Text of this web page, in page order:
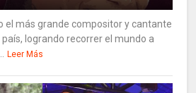
el más grande compositor y cantante
logrando recorrer el mundo a
Leer Más